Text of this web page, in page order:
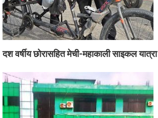
दश वर्षीय छोरासहित मेची-महाकाली साइकल यात्रा